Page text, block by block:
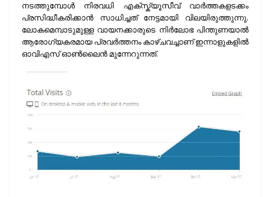
നടത്തുമ്പോള്‍ നിരവധി എക്സ്ക്യൂസീവ് വാര്‍ത്തകളടക്കം
പ്രസിദ്ധീകരിക്കാന്‍ സാധിച്ചത് നേട്ടമായി വിലയിരുത്തുന്നു.
ലോകമെമ്പാടുമുള്ള വായനക്കാരുടെ നിര്‍ലോഭ പിന്തുണയാല്‍
ആരോഗ്യകരമായ പ്രവര്‍ത്തനം കാഴ്ചവച്ചാണ് ഇന്നാളുകളില്‍
ഓവിഎസ് ഓണ്‍ലൈന്‍ മുന്നേറുന്നത്.